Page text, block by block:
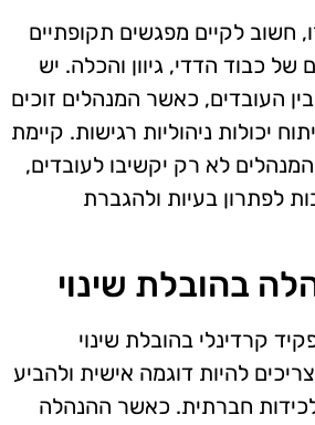
חשוב לקיים מפגשים תקופתיים
של כבוד הדדי, גיוון והכלה. יש
העובדים, כאשר המנהלים זוכים
יכולות ניהוליות רגישות. קיימת
לא רק יקשיבו לעובדים,
לפתרון בעיות ולהגברת
בהובלת שינוי
קרדינלי בהובלת שינוי
להיות דוגמה אישית ולהביע
חברתית. כאשר ההנהלה